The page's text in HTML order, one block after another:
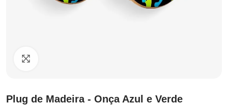
Plug de Madeira - Onça Azul e Verde